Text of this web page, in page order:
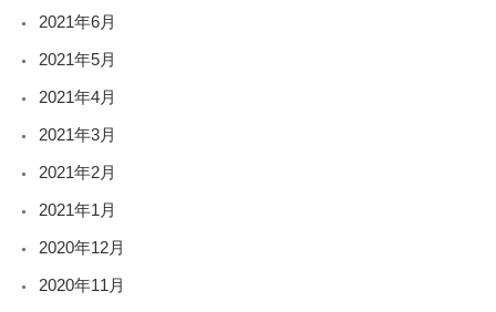
2021年6月
2021年5月
2021年4月
2021年3月
2021年2月
2021年1月
2020年12月
2020年11月